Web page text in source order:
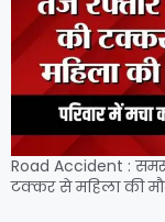
Road Accident :
टक्कर से महिला की